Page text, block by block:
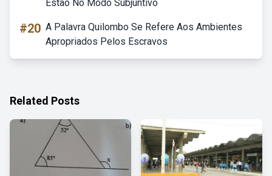
Estão No Modo Subjuntivo
#20 A Palavra Quilombo Se Refere Aos Ambientes
Apropriados Pelos Escravos
Related Posts